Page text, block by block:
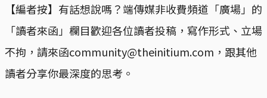
【編者按】有話想說嗎？端傳媒非收費頻道「廣場」的
「讀者來函」欄目歡迎各位讀者投稿，寫作形式、立場
不拘，請來函community@theinitium.com，跟其他
讀者分享你最深度的思考。